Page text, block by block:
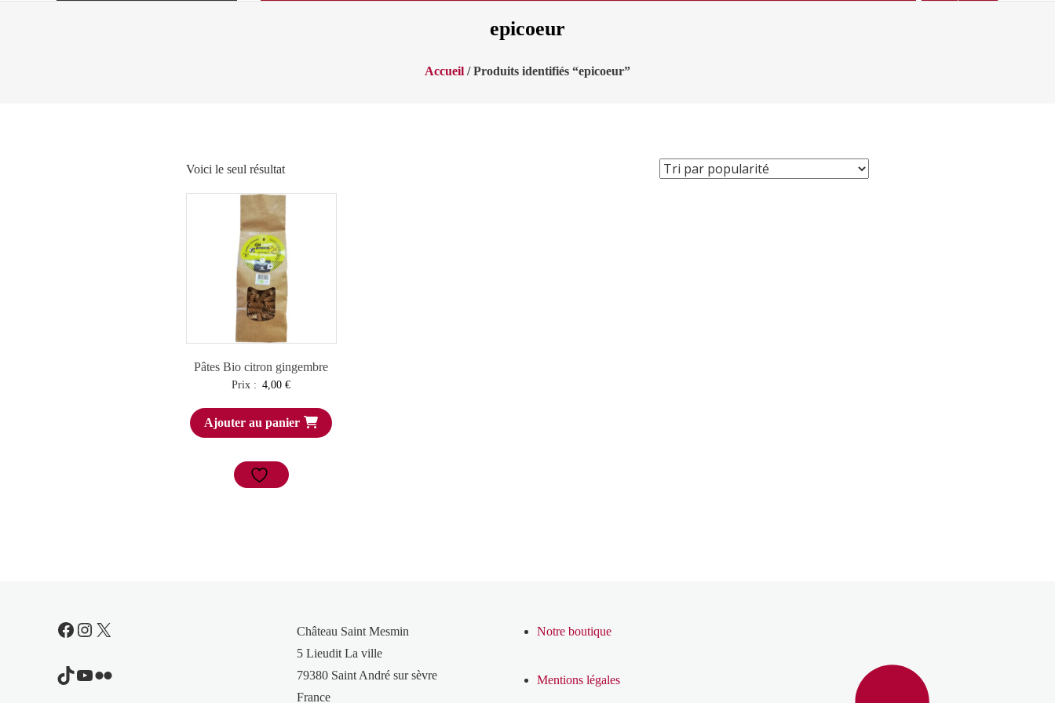
epicoeur
Accueil / Produits identifiés “epicoeur”
Voici le seul résultat
Pâtes Bio citron gingembre
Prix : 4,00€
Ajouter au panier
Facebook
Instagram
X
TikTok
YouTube
Flickr
Château Saint Mesmin
5 Lieudit La ville
79380 Saint André sur sèvre
France
Notre boutique
Mentions légales